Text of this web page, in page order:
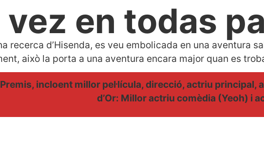
vez en todas
recerca d’Hisenda, es veu embolicada en una aventura
això la porta a una aventura encara major quan es
incloent millor pel·lícula, direcció, actriu
d’Or: Millor actriu comèdia (Yeoh) i